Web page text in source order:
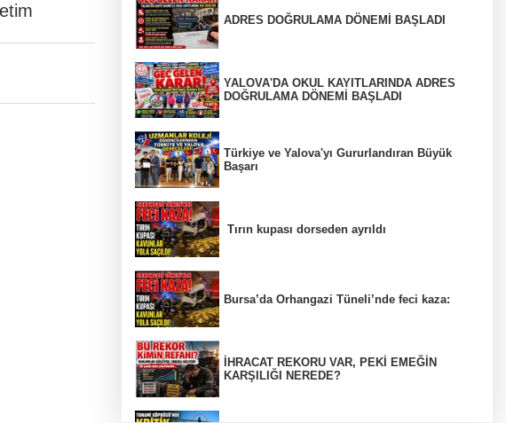
ADRES DOĞRULAMA DÖNEMİ BAŞLADI
YALOVA'DA OKUL KAYITLARINDA ADRES
DOĞRULAMA DÖNEMİ BAŞLADI
Türkiye ve Yalova'yı Gururlandıran Büyük
Başarı
Tırın kupası dorseden ayrıldı
Bursa’da Orhangazi Tüneli’nde feci kaza:
İHRACAT REKORU VAR, PEKİ EMEĞİN
KARŞILIĞI NEREDE?